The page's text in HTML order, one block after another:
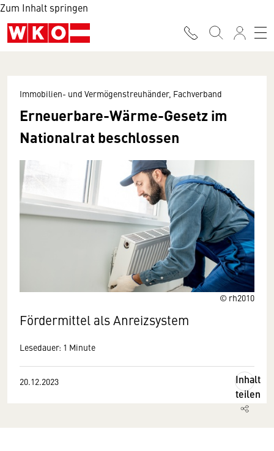
Zum Inhalt springen
© rh2010
Immobilien- und Vermögenstreuhänder, Fachverband
Erneuerbare-Wärme-Gesetz im
Nationalrat beschlossen
Fördermittel als Anreizsystem
Lesedauer: 1 Minute
20.12.2023
Inhalt
teilen